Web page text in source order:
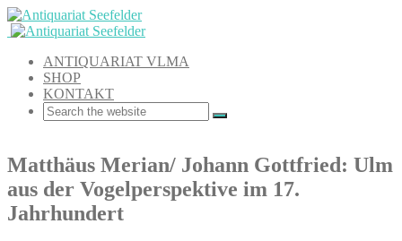
ANTIQUARIAT VLMA
SHOP
KONTAKT
Matthäus Merian/ Johann Gottfried: Ulm
aus der Vogelperspektive im 17.
Jahrhundert